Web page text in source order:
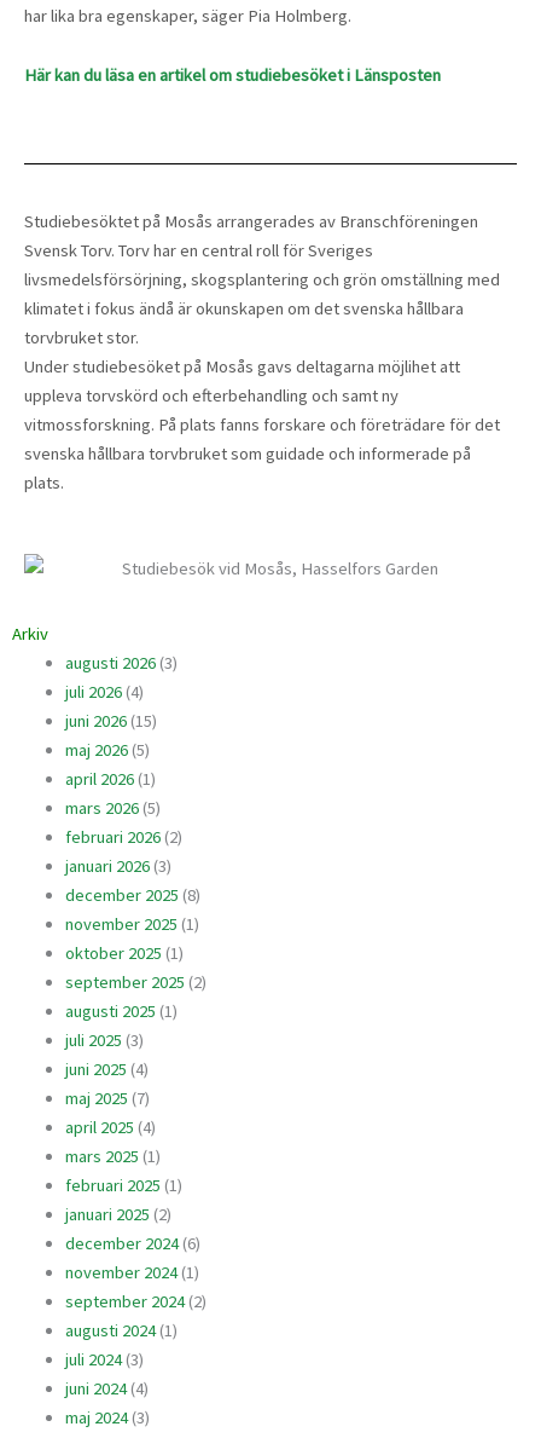
har lika bra egenskaper, säger Pia Holmberg.
Här kan du läsa en artikel om studiebesöket i Länsposten
Studiebesöktet på Mosås arrangerades av Branschföreningen
Svensk Torv. Torv har en central roll för Sveriges
livsmedelsförsörjning, skogsplantering och grön omställning med
klimatet i fokus ändå är okunskapen om det svenska hållbara
torvbruket stor.
Under studiebesöket på Mosås gavs deltagarna möjlihet att
uppleva torvskörd och efterbehandling och samt ny
vitmossforskning. På plats fanns forskare och företrädare för det
svenska hållbara torvbruket som guidade och informerade på
plats.
Arkiv
augusti 2026(3)
juli 2026(4)
juni 2026(15)
maj 2026(5)
april 2026(1)
mars 2026(5)
februari 2026(2)
januari 2026(3)
december 2025 (8)
november 2025 (1)
oktober 2025 (1)
september 2025 (2)
augusti 2025 (1)
juli 2025 (3)
juni 2025 (4)
maj 2025 (7)
april 2025 (4)
mars 2025 (1)
februari 2025 (1)
januari 2025 (2)
december 2024(6)
november 2024(1)
september 2024(2)
augusti 2024(1)
juli 2024(3)
juni 2024(4)
maj 2024(3)